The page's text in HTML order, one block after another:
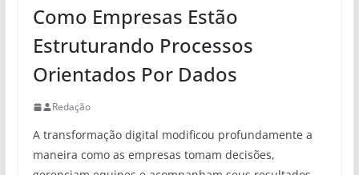
Como Empresas Estão
Estruturando Processos
Orientados Por Dados
Redação
A transformação digital modificou profundamente a
maneira como as empresas tomam decisões,